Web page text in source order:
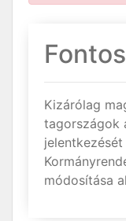
Kizárólag
tagországok
jelentkezését
módosítása